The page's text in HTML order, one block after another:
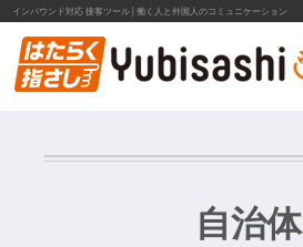
インバウンド対応 接客ツール│働く人と外国人のコミュニケーション
自治体